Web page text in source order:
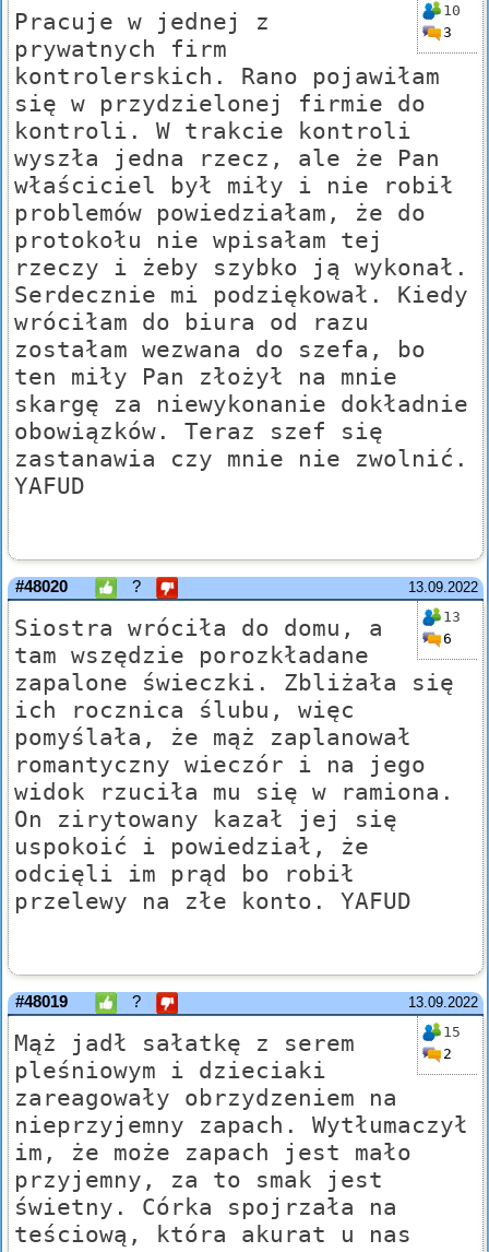
10
3
Pracuje w jednej z
prywatnych firm
kontrolerskich. Rano pojawiłam
się w przydzielonej firmie do
kontroli. W trakcie kontroli
wyszła jedna rzecz, ale że Pan
właściciel był miły i nie robił
problemów powiedziałam, że do
protokołu nie wpisałam tej
rzeczy i żeby szybko ją wykonał.
Serdecznie mi podziękował. Kiedy
wróciłam do biura od razu
zostałam wezwana do szefa, bo
ten miły Pan złożył na mnie
skargę za niewykonanie dokładnie
obowiązków. Teraz szef się
zastanawia czy mnie nie zwolnić.
YAFUD
13.09.2022
#48020 ?
13
6
Siostra wróciła do domu, a
tam wszędzie porozkładane
zapalone świeczki. Zbliżała się
ich rocznica ślubu, więc
pomyślała, że mąż zaplanował
romantyczny wieczór i na jego
widok rzuciła mu się w ramiona.
On zirytowany kazał jej się
uspokoić i powiedział, że
odcięli im prąd bo robił
przelewy na złe konto. YAFUD
13.09.2022
#48019 ?
15
2
Mąż jadł sałatkę z serem
pleśniowym i dzieciaki
zareagowały obrzydzeniem na
nieprzyjemny zapach. Wytłumaczył
im, że może zapach jest mało
przyjemny, za to smak jest
świetny. Córka spojrzała na
teściową, która akurat u nas